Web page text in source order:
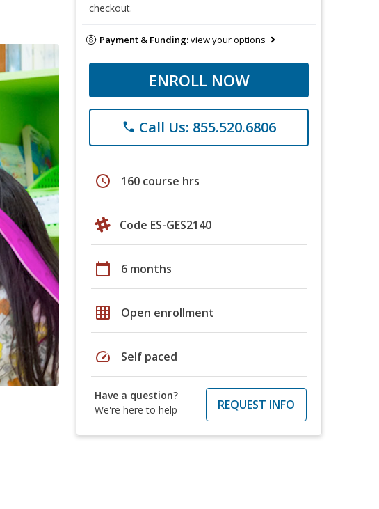
checkout.
Payment & Funding:view your options
ENROLL NOW
phone Call Us: 855.520.6806
schedule 160 course hrs
Code ES-GES2140
calendar_today 6 months
grid_on Open enrollment
speed Self paced
Have a question?
We're here to help
REQUEST INFO